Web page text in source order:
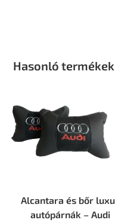
Hasonló termékek
Alcantara és bőr
autópárnák – Audi